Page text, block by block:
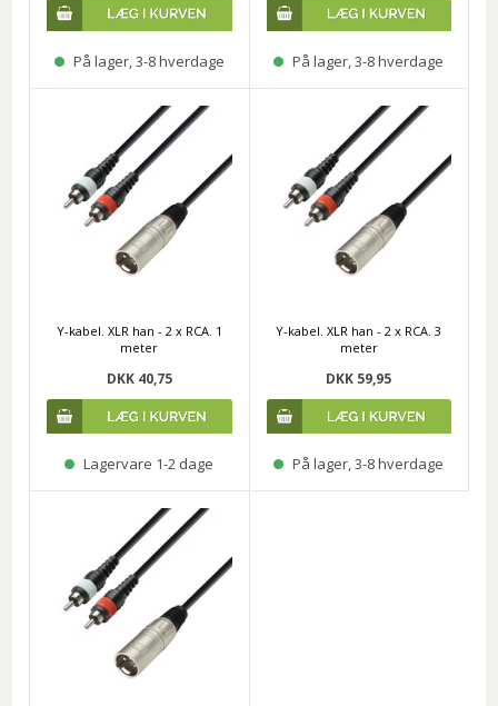
På lager, 3-8 hverdage På lager, 3-8 hverdage
Y-kabel. XLR han - 2 x RCA. 1
meter
DKK 40,75
Lagervare 1-2 dage
Y-kabel. XLR han - 2 x RCA. 3
meter
DKK 59,95
På lager, 3-8 hverdage